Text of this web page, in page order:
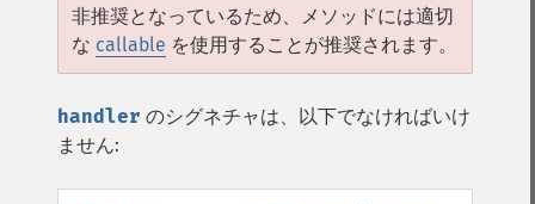
非推奨となっているため、メソッドには適切
な callable を使用することが推奨されます。
handler のシグネチャは、以下でなければいけ
ません: